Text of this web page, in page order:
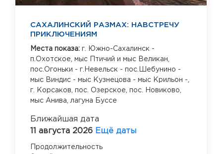
САХАЛИНСКИЙ РАЗМАХ: НАВСТРЕЧУ
ПРИКЛЮЧЕНИЯМ
Места показа: г. Южно-Сахалинск -
п.Охотское, мыс Птичий и мыс Великан,
пос.Огоньки - г.Невельск - пос.Шебунино -
мыс Виндис - мыс Кузнецова - мыс Крильон -,
г. Корсаков, пос. Озерское, пос. Новиково,
мыс Анива,лагуна Буссе
Ближайшая дата
11 августа 2026 Ещё даты
Продолжительность